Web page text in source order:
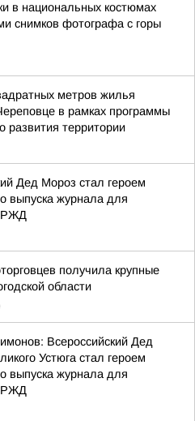
в национальных костюмах
снимков фотографа с горы
метров жилья
в рамках программы
развития территории
Дед Мороз стал героем
выпуска журнала для
РЖД
получила крупные
области
Всероссийский Дед
Устюга стал героем
выпуска журнала для
РЖД